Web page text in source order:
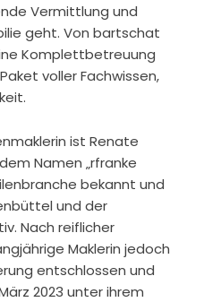
Vermittlung und
geht. Von bartschat
Komplettbetreuung
voller Fachwissen,
ist Renate
Namen „rfranke
bekannt und
und der
Nach reiflicher
Maklerin jedoch
entschlossen und
2023 unter ihrem